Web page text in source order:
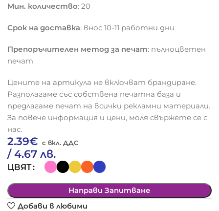
Мин. количество: 20
Срок на доставка: внос 10-11 работни дни
Препоръчителен метод за печат: пълноцветен
печат
Цените на артикула не включват брандиране.
Разполагаме със собствена печатна база и
предлагаме печат на всички рекламни материали.
За повече информация и цени, моля свържете се с
нас.
2.39€
/ 4.67 лв.
ЦВЯТ
Направи Запитване
Добави в любими